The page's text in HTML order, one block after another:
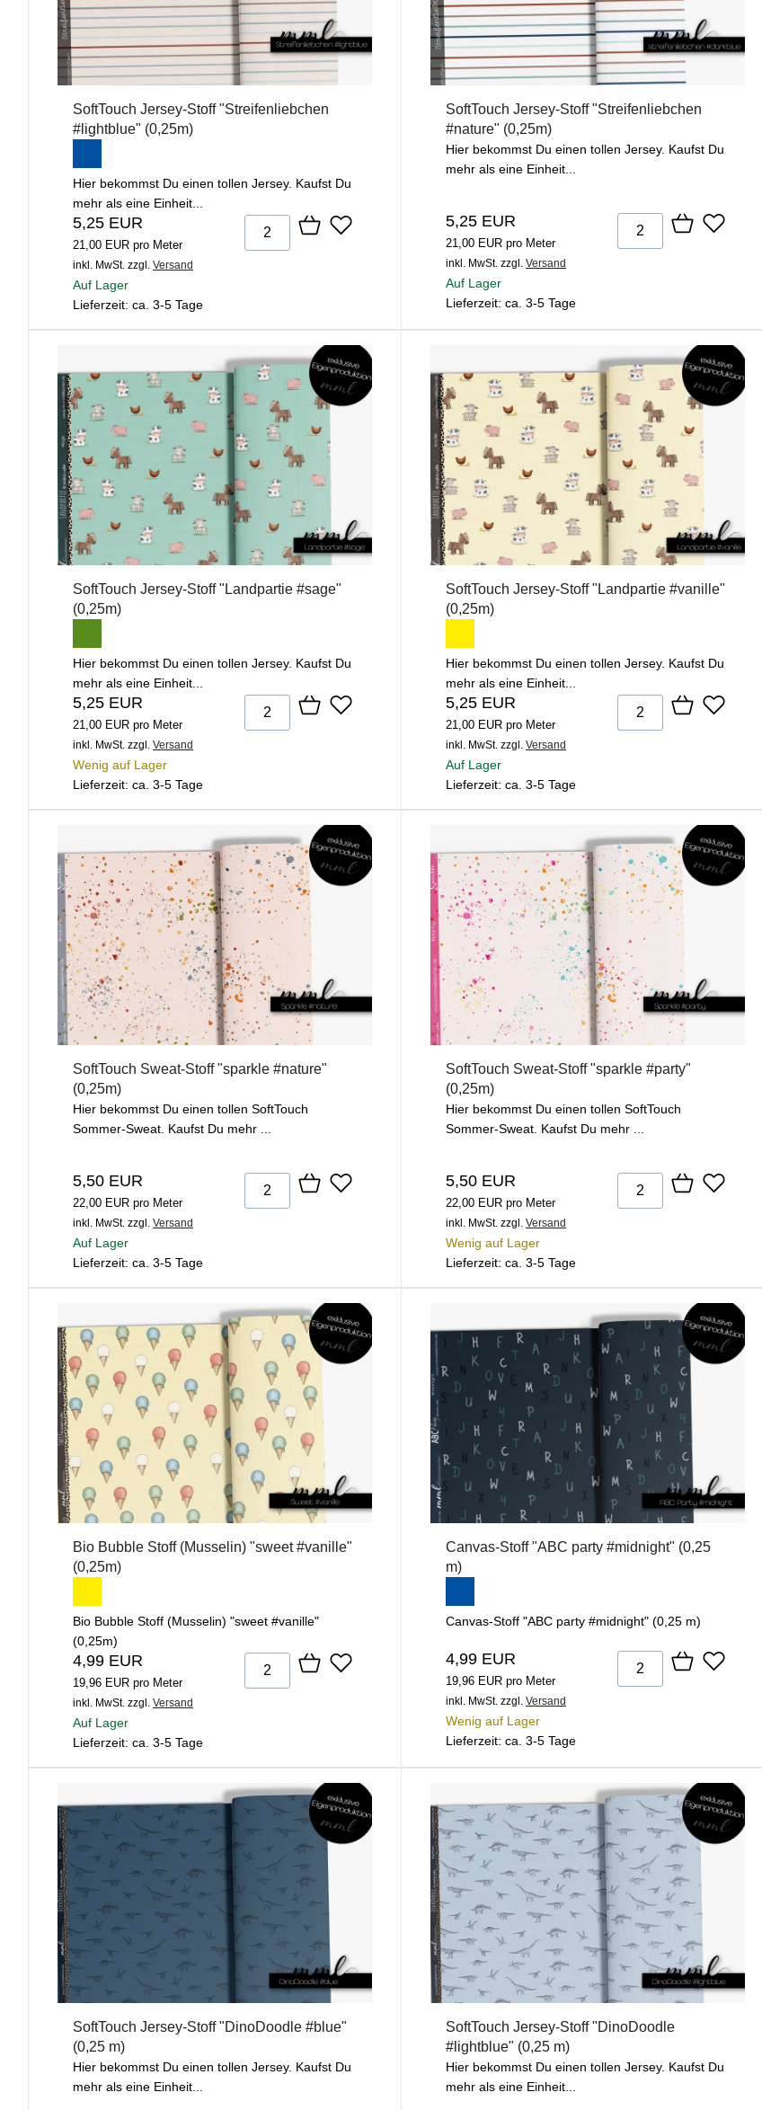
SoftTouch Jersey-Stoff "Streifenliebchen
#lightblue" (0,25m)
Hier bekommst Du einen tollen Jersey. Kaufst Du
mehr als eine Einheit...
5,25 EUR
21,00 EUR pro Meter
inkl. MwSt. zzgl. Versand
Auf Lager
Lieferzeit: ca. 3-5 Tage
SoftTouch Jersey-Stoff "Streifenliebchen
#nature" (0,25m)
Hier bekommst Du einen tollen Jersey. Kaufst Du
mehr als eine Einheit...
5,25 EUR
21,00 EUR pro Meter
inkl. MwSt. zzgl. Versand
Auf Lager
Lieferzeit: ca. 3-5 Tage
SoftTouch Jersey-Stoff "Landpartie #sage"
(0,25m)
Hier bekommst Du einen tollen Jersey. Kaufst Du
mehr als eine Einheit...
5,25 EUR
21,00 EUR pro Meter
inkl. MwSt. zzgl. Versand
Wenig auf Lager
Lieferzeit: ca. 3-5 Tage
SoftTouch Jersey-Stoff "Landpartie #vanille"
(0,25m)
Hier bekommst Du einen tollen Jersey. Kaufst Du
mehr als eine Einheit...
5,25 EUR
21,00 EUR pro Meter
inkl. MwSt. zzgl. Versand
Auf Lager
Lieferzeit: ca. 3-5 Tage
SoftTouch Sweat-Stoff "sparkle #nature"
(0,25m)
Hier bekommst Du einen tollen SoftTouch
Sommer-Sweat. Kaufst Du mehr ...
5,50 EUR
22,00 EUR pro Meter
inkl. MwSt. zzgl. Versand
Auf Lager
Lieferzeit: ca. 3-5 Tage
SoftTouch Sweat-Stoff "sparkle #party"
(0,25m)
Hier bekommst Du einen tollen SoftTouch
Sommer-Sweat. Kaufst Du mehr ...
5,50 EUR
22,00 EUR pro Meter
inkl. MwSt. zzgl. Versand
Wenig auf Lager
Lieferzeit: ca. 3-5 Tage
Bio Bubble Stoff (Musselin) "sweet #vanille"
(0,25m)
Bio Bubble Stoff (Musselin) "sweet #vanille"
(0,25m)
4,99 EUR
19,96 EUR pro Meter
inkl. MwSt. zzgl. Versand
Auf Lager
Lieferzeit: ca. 3-5 Tage
Canvas-Stoff "ABC party #midnight" (0,25
m)
Canvas-Stoff "ABC party #midnight" (0,25 m)
4,99 EUR
19,96 EUR pro Meter
inkl. MwSt. zzgl. Versand
Wenig auf Lager
Lieferzeit: ca. 3-5 Tage
SoftTouch Jersey-Stoff "DinoDoodle #blue"
(0,25 m)
Hier bekommst Du einen tollen Jersey. Kaufst Du
mehr als eine Einheit...
SoftTouch Jersey-Stoff "DinoDoodle
#lightblue" (0,25 m)
Hier bekommst Du einen tollen Jersey. Kaufst Du
mehr als eine Einheit...